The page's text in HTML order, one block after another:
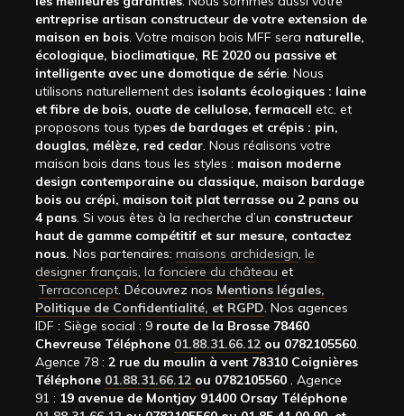
entreprise artisan constructeur de votre extension de
maison en bois. Votre maison bois MFF sera naturelle,
écologique, bioclimatique, RE 2020 ou passive et
intelligente avec une domotique de série. Nous
utilisons naturellement des isolants écologiques : laine
et fibre de bois, ouate de cellulose, fermacell etc. et
proposons tous types de bardages et crépis : pin,
douglas, mélèze, red cedar. Nous réalisons votre
maison bois dans tous les styles : maison moderne
design contemporaine ou classique, maison bardage
bois ou crépi, maison toit plat terrasse ou 2 pans ou
4 pans. Si vous êtes à la recherche d’un constructeur
haut de gamme compétitif et sur mesure, contactez
nous. Nos partenaires: maisons archidesign, le
designer français, la fonciere du château et
Terraconcept. Découvrez nos Mentions légales,
Politique de Confidentialité, et RGPD. Nos agences
IDF : Siège social : 9 route de la Brosse 78460
Chevreuse Téléphone 01.88.31.66.12 ou 0782105560.
Agence 78 : 2 rue du moulin à vent 78310 Coignières
Téléphone 01.88.31.66.12 ou 0782105560 . Agence
91 : 19 avenue de Montjay 91400 Orsay Téléphone